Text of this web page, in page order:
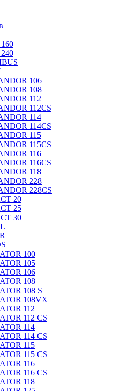
106
108
112
112CS
114
114CS
115
115CS
116
116CS
118
228
228CS
20
25
30
100
105
106
108
108 S
108VX
112
112 CS
114
114 CS
115
115 CS
116
116 CS
118